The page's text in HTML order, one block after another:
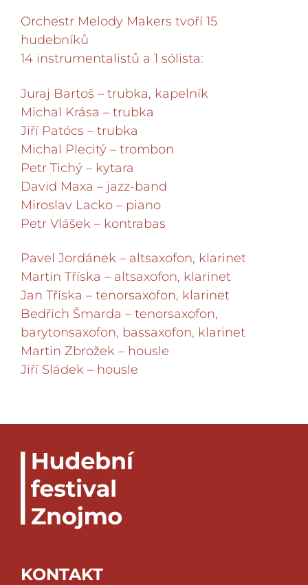
Orchestr Melody Makers tvoří 15
hudebníků
14 instrumentalistů a 1 sólista:
Juraj Bartoš – trubka, kapelník
Michal Krása – trubka
Jiří Patócs – trubka
Michal Plecitý – trombon
Petr Tichý – kytara
David Maxa – jazz-band
Miroslav Lacko – piano
Petr Vlášek – kontrabas
Pavel Jordánek – altsaxofon, klarinet
Martin Tříska – altsaxofon, klarinet
Jan Tříska – tenorsaxofon, klarinet
Bedřich Šmarda – tenorsaxofon,
barytonsaxofon, bassaxofon, klarinet
Martin Zbrožek – housle
Jiří Sládek – housle
KONTAKT